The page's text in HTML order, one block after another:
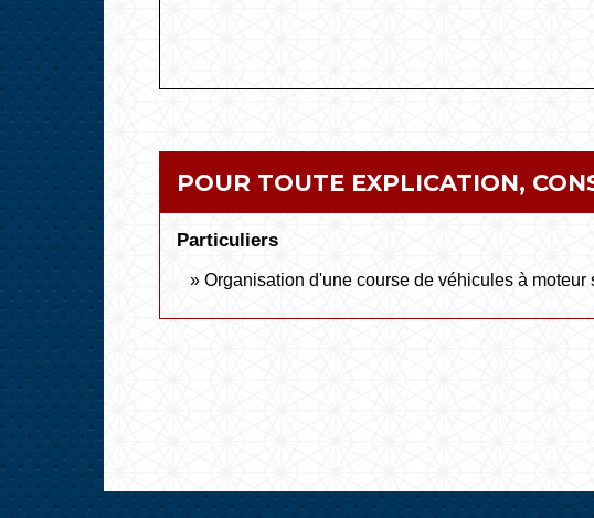
POUR TOUTE EXPLICATION,
Particuliers
Organisation d'une course de véhicules à moteur